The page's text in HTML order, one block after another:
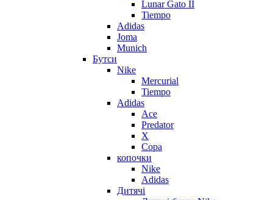
Lunar Gato II
Tiempo
Adidas
Joma
Munich
Бутси
Nike
Mercurial
Tiempo
Adidas
Ace
Predator
X
Copa
копочки
Nike
Adidas
Дитячі